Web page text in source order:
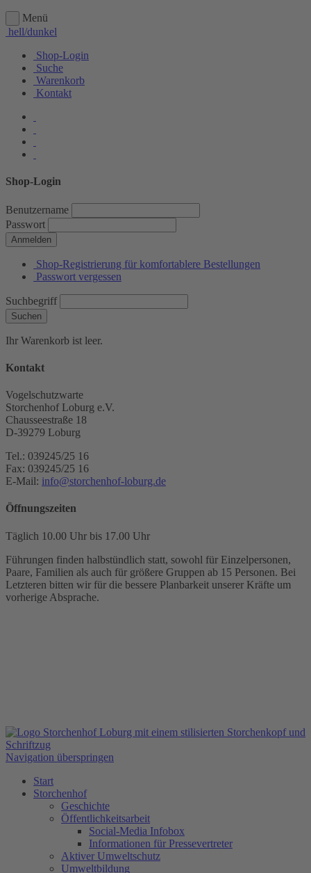
Menü
hell/dunkel
Shop-Login
Suche
Warenkorb
Kontakt
Shop-Login
Benutzername
Passwort
Anmelden
Shop-Registrierung für komfortablere Bestellungen
Passwort vergessen
Suchbegriff
Suchen
Ihr Warenkorb ist leer.
Kontakt
Vogelschutzwarte
Storchenhof Loburg e.V.
Chausseestraße 18
D-39279 Loburg
Tel.: 039245/25 16
Fax: 039245/25 16
E-Mail: info@storchenhof-loburg.de
Öffnungszeiten
Täglich 10.00 Uhr bis 17.00 Uhr
Führungen finden halbstündlich statt, sowohl für Einzelpersonen,
Paare, Familien als auch für größere Gruppen ab 15 Personen. Bei
Letzteren bitten wir für die bessere Planbarkeit unserer Kräfte um
vorherige Absprache.
Navigation überspringen
Start
Storchenhof
Geschichte
Öffentlichkeitsarbeit
Social-Media Infobox
Informationen für Pressevertreter
Aktiver Umweltschutz
Umweltbildung